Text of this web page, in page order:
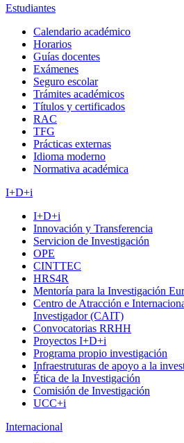
Estudiantes
Calendario académico
Horarios
Guías docentes
Exámenes
Seguro escolar
Trámites académicos
Títulos y certificados
RAC
TFG
Prácticas externas
Idioma moderno
Normativa académica
I+D+i
I+D+i
Innovación y Transferencia
Servicion de Investigación
OPE
CINTTEC
HRS4R
Mentoría para la Investigación
Centro de Atracción e
Investigador (CAIT)
Convocatorias RRHH
Proyectos I+D+i
Programa propio investigación
Infraestruturas de apoyo a la
Ética de la Investigación
Comisión de Investigación
UCC+i
Internacional